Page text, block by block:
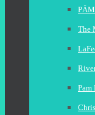
PÄM
The
Pam